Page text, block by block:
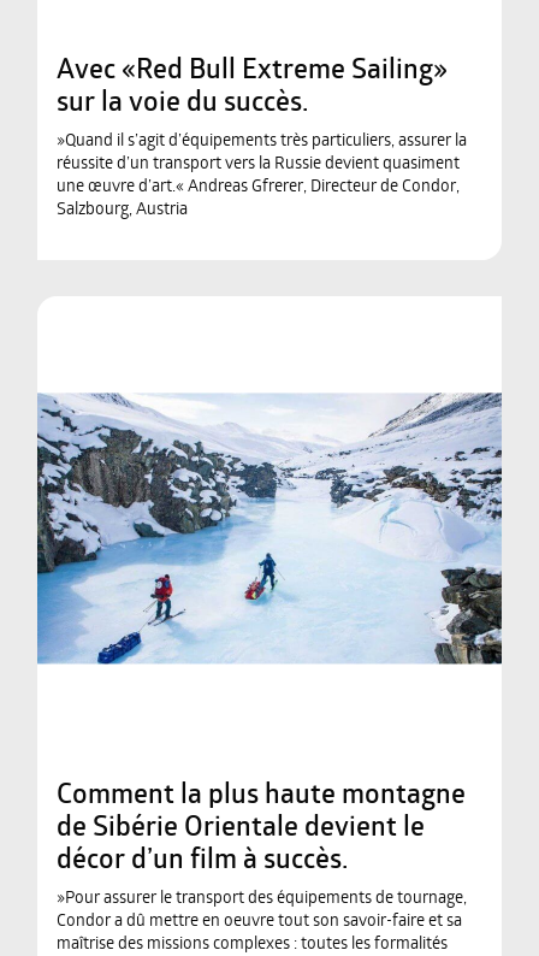
Avec «Red Bull Extreme Sailing»
sur la voie du succès.
»Quand il s’agit d’équipements très particuliers, assurer la
réussite d’un transport vers la Russie devient quasiment
une œuvre d’art.« Andreas Gfrerer, Directeur de Condor,
Salzbourg, Austria
Comment la plus haute montagne
de Sibérie Orientale devient le
décor d’un film à succès.
»Pour assurer le transport des équipements de tournage,
Condor a dû mettre en oeuvre tout son savoir-faire et sa
maîtrise des missions complexes : toutes les formalités